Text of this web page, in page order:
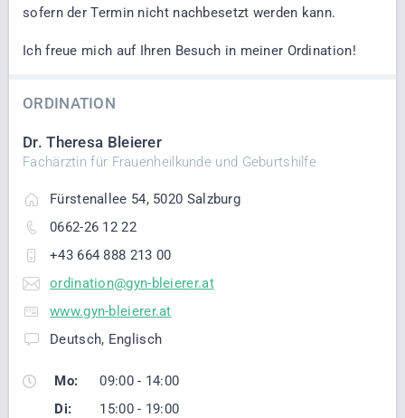
sofern der Termin nicht nachbesetzt werden kann.
Ich freue mich auf Ihren Besuch in meiner Ordination!
ORDINATION
Dr. Theresa Bleierer
Fachärztin für Frauenheilkunde und Geburtshilfe
Fürstenallee 54, 5020 Salzburg
0662-26 12 22
+43 664 888 213 00
ordination@gyn-bleierer.at
www.gyn-bleierer.at
Deutsch, Englisch
Mo:
09:00 - 14:00
Di:
15:00 - 19:00